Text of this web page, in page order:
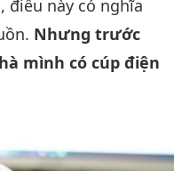
điều này có nghĩa
Nhưng trước
mình có cúp điện